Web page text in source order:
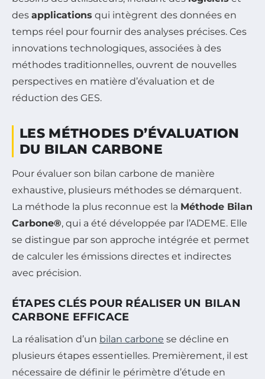
des applications qui intègrent des données en
temps réel pour fournir des analyses précises. Ces
innovations technologiques, associées à des
méthodes traditionnelles, ouvrent de nouvelles
perspectives en matière d’évaluation et de
réduction des GES.
LES MÉTHODES D’ÉVALUATION
DU BILAN CARBONE
Pour évaluer son bilan carbone de manière
exhaustive, plusieurs méthodes se démarquent.
La méthode la plus reconnue est la Méthode Bilan
Carbone®, qui a été développée par l’ADEME. Elle
se distingue par son approche intégrée et permet
de calculer les émissions directes et indirectes
avec précision.
ÉTAPES CLÉS POUR RÉALISER UN BILAN
CARBONE EFFICACE
La réalisation d’un bilan carbone se décline en
plusieurs étapes essentielles. Premièrement, il est
nécessaire de définir le périmètre d’étude en